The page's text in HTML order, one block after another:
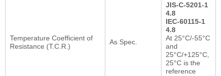
Temperature Coefficient of
Resistance (T.C.R.)
As Spec.
JIS-C-5201-1
4.8
IEC-60115-1
4.8
At 25°C/-55°C
and
25°C/+125°C,
25°C is the
reference